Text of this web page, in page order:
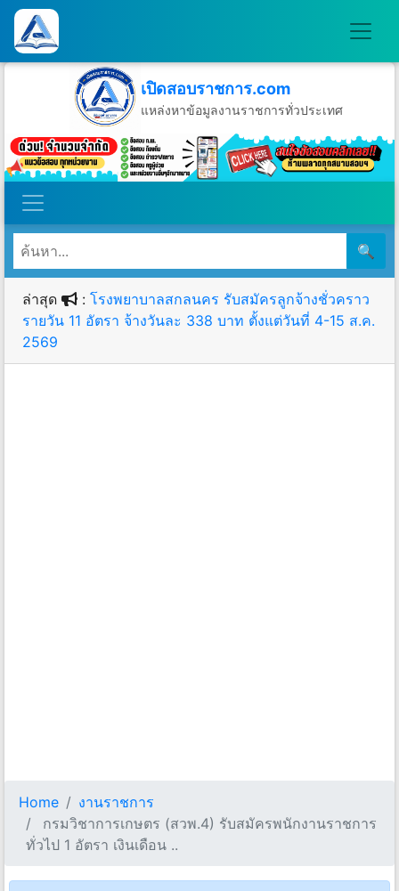
เปิดสอบราชการ.com
แหล่งหาข้อมูลงานราชการทั่วประเทศ
วันจันทร์ที่ 10 เดือนสิงหาคม พ.ศ.2569
🔍
ล่าสุด : โรงพยาบาลสกลนคร รับสมัครลูกจ้างชั่วคราว
รายวัน 11 อัตรา จ้างวันละ 338 บาท ตั้งแต่วันที่ 4-15 ส.ค.
2569
Home
งานราชการ
กรมวิชาการเกษตร (สวพ.4) รับสมัครพนักงานราชการ
ทั่วไป 1 อัตรา เงินเดือน ..